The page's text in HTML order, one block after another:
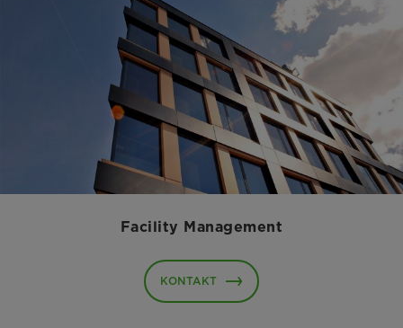
Facility Management
KONTAKT